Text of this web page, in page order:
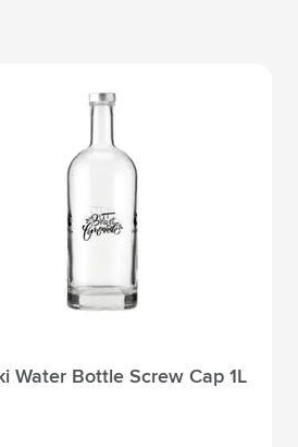
Water Bottle Screw Cap 1L